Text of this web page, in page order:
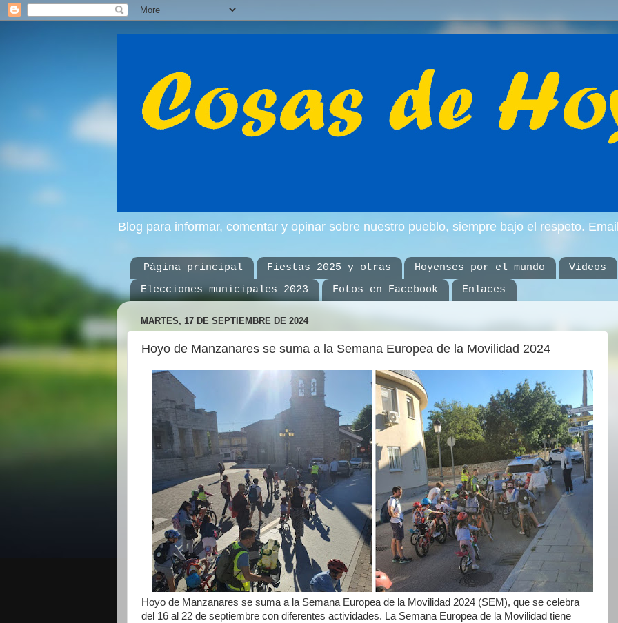
Blog para informar, comentar y opinar sobre nuestro pueblo, siempre bajo el respeto.
Página principal Fiestas 2025 y otras Hoyenses por el mundo
Videos
Elecciones municipales 2023
Fotos en Facebook Enlaces
MARTES, 17 DE SEPTIEMBRE DE 2024
Hoyo de Manzanares se suma a la Semana Europea de la Movilidad 2024
Hoyo de Manzanares se suma a la Semana Europea de la Movilidad 2024 (SEM), que se celebra
del 16 al 22 de septiembre con diferentes actividades. La Semana Europea de la Movilidad tiene